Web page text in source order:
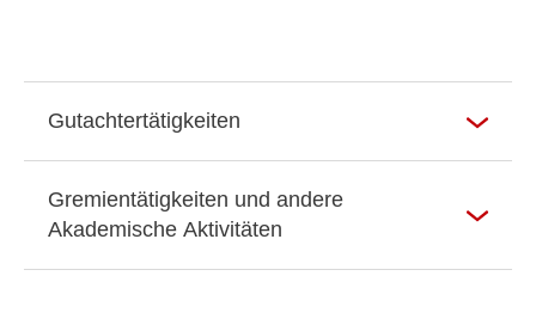
Gutachtertätigkeiten
Gremientätigkeiten und andere
Akademische Aktivitäten